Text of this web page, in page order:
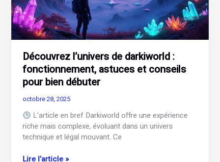
Découvrez l’univers de darkiworld :
fonctionnement, astuces et conseils
pour bien débuter
octobre 28, 2025
L’article en bref Darkiworld offre une expérience
riche mais complexe, évoluant dans un univers
technique et légal mouvant. Ce
Découvrez
Lire l’article »